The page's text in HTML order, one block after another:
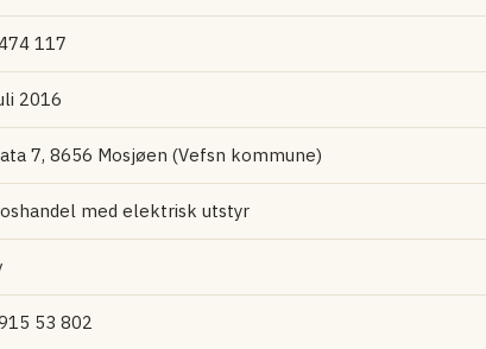
117
2016
7, 8656 Mosjøen (Vefsn kommune)
med elektrisk utstyr
53 802